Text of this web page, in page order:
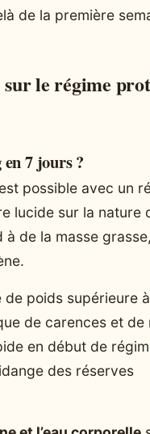
de la première
le régime
7 jours ?
possible avec un
lucide sur la nature
de la masse
de poids supérieure
de carences et de
en début de
des réserves